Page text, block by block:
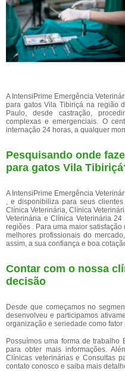
A IntensiPrime Emergência
para gatos Vila Tibiriçá na região
Paulo, desde castração,
complexas e emergenciais. O
internação 24 horas, a qualquer
Pesquisando onde
para gatos Vila
A IntensiPrime Emergência
, e disponibiliza para seus
Clínica Veterinária, Clínica
Veterinária e Clínica Veterinária
regiões . Para uma maior
melhores profissionais do
assim, a sua confiança e boa
Contar com o nossa
decisão
Desde que começamos no
desenvolveu e participamos
organização e seriedade como
Possuímos uma forma de trabalho
para obter mais informações.
Clínicas veterinárias e Consultas
contato conosco e saiba mais